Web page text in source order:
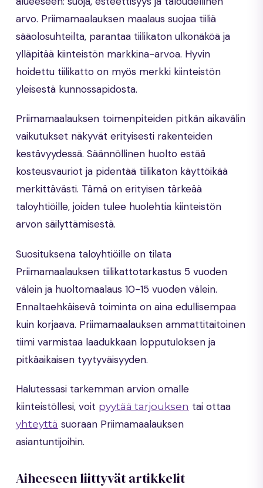
arvo. Priimamaalauksen maalaus suojaa tiiliä
sääolosuhteilta, parantaa tiilikaton ulkonäköä ja
ylläpitää kiinteistön markkina-arvoa. Hyvin
hoidettu tiilikatto on myös merkki kiinteistön
yleisestä kunnossapidosta.
Priimamaalauksen toimenpiteiden pitkän aikavälin
vaikutukset näkyvät erityisesti rakenteiden
kestävyydessä. Säännöllinen huolto estää
kosteusvauriot ja pidentää tiilikaton käyttöikää
merkittävästi. Tämä on erityisen tärkeää
taloyhtiöille, joiden tulee huolehtia kiinteistön
arvon säilyttämisestä.
Suosituksena taloyhtiöille on tilata
Priimamaalauksen tiilikattotarkastus 5 vuoden
välein ja huoltomaalaus 10-15 vuoden välein.
Ennaltaehkäisevä toiminta on aina edullisempaa
kuin korjaava. Priimamaalauksen ammattitaitoinen
tiimi varmistaa laadukkaan lopputuloksen ja
pitkäaikaisen tyytyväisyyden.
Halutessasi tarkemman arvion omalle
kiinteistöllesi, voit pyytää tarjouksen tai ottaa
yhteyttä suoraan Priimamaalauksen
asiantuntijoihin.
Aiheeseen liittyvät artikkelit